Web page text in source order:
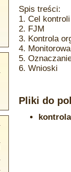
Spis treści:
1. Cel kontroli
2. FJM
3. Kontrola
4.
5.
6. Wnioski
Pliki do